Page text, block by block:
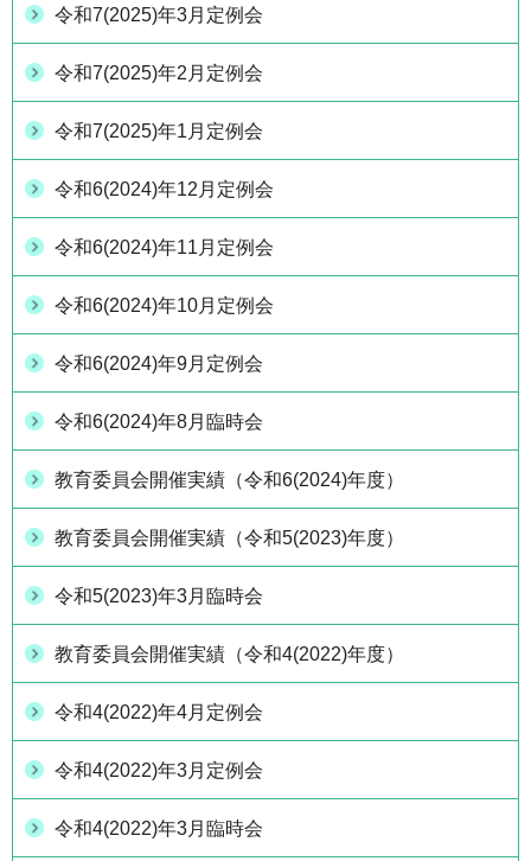
令和7(2025)年3月定例会
令和7(2025)年2月定例会
令和7(2025)年1月定例会
令和6(2024)年12月定例会
令和6(2024)年11月定例会
令和6(2024)年10月定例会
令和6(2024)年9月定例会
令和6(2024)年8月臨時会
教育委員会開催実績（令和6(2024)年度）
教育委員会開催実績（令和5(2023)年度）
令和5(2023)年3月臨時会
教育委員会開催実績（令和4(2022)年度）
令和4(2022)年4月定例会
令和4(2022)年3月定例会
令和4(2022)年3月臨時会